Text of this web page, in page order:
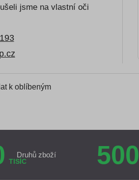
jsme na vlastní oči
k oblíbeným
TISÍC
Druhů zboží 500